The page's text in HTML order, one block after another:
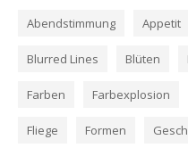
Abendstimmung Appetit
Blurred Lines Blüten
Farben Farbexplosion
Fliege Formen